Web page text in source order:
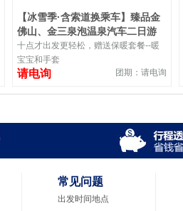
【冰雪季·含索道换乘车】臻品金
佛山、金三泉泡温泉汽车二日游
十点才出发更轻松，赠送保暖套餐--暖
宝宝和手套
请电询 团期：请电询
常见问题
出发时间地点